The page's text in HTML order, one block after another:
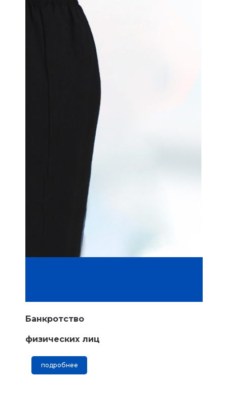
Банкротство
физических лиц
подробнее